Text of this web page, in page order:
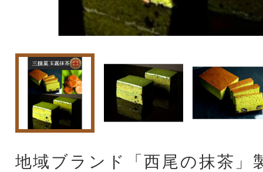
地域ブランド「西尾の抹茶」